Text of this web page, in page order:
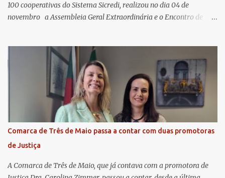
100 cooperativas do Sistema Sicredi, realizou no dia 04 de
novembro a Assembleia Geral Extraordinária e o Encontro de
futuro. O evento ocorreu presencialmente em Santa Rosa/RS com
transmissão simultânea para os coordenadores capixabas, que
estavam reunidos em Cachoeiro de Itapemirim / ES. Durante a
Assembleia Geral Extraordinária, foram debatidas e aprovadas
pautas estratégicas, como a atualização da Política de
Remuneração dos Administradores Estatutários e do regulamento
do Fundo Social, reforçando o compromisso da cooperativa com a
transparência e a governança. No Encontro de Coordenadores de
Núcleo, o presidente da Sicredi União RS/ES, Sidnei Strejevitch, fez
um balanço das principais real...
Comarca de Três de Maio passa a contar com duas promotoras
de Justiça
A Comarca de Três de Maio, que já contava com a promotora de